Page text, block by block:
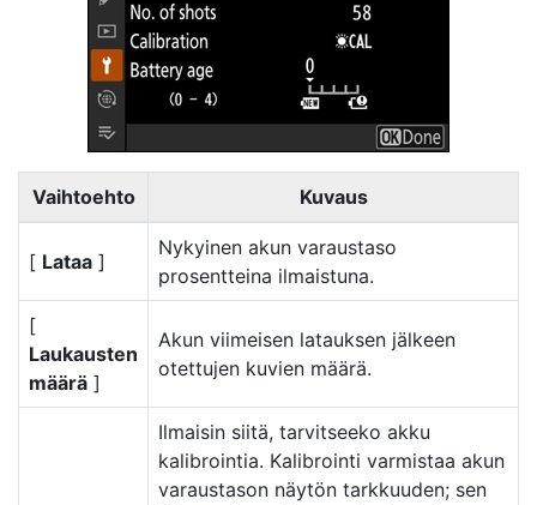
Vaihtoehto Kuvaus
[ Lataa ]
Nykyinen akun varaustaso
prosentteina ilmaistuna.
[
Laukausten
määrä ]
Akun viimeisen latauksen jälkeen
otettujen kuvien määrä.
Ilmaisin siitä, tarvitseeko akku
kalibrointia. Kalibrointi varmistaa akun
varaustason näytön tarkkuuden; sen